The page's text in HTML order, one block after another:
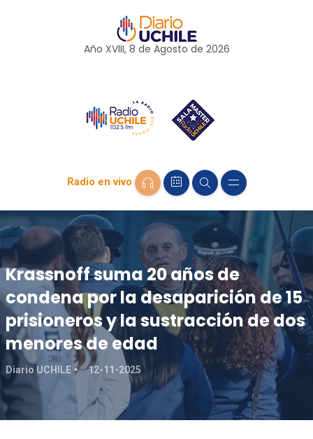
Año XVIII, 8 de Agosto de 2026
Radio en vivo
Krassnoff suma 20 años de
condena por la desaparición de 15
prisioneros y la sustracción de dos
menores de edad
Diario UCHILE 12-11-2025